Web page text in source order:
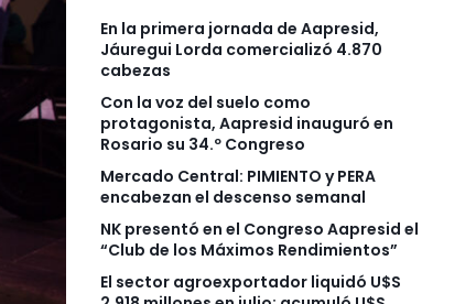
En la primera jornada de Aapresid,
Jáuregui Lorda comercializó 4.870
cabezas
Con la voz del suelo como
protagonista, Aapresid inauguró en
Rosario su 34.º Congreso
Mercado Central: PIMIENTO y PERA
encabezan el descenso semanal
NK presentó en el Congreso Aapresid el
“Club de los Máximos Rendimientos”
El sector agroexportador liquidó U$S